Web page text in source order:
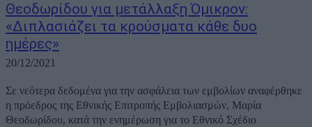
Θεοδωρίδου για μετάλλαξη Όμικρον:
«Διπλασιάζει τα κρούσματα κάθε δυο
ημέρες»
20/12/2021
Σε νεότερα δεδομένα για την ασφάλεια των εμβολίων αναφέρθηκε
η πρόεδρος της Εθνικής Επιτροπής Εμβολιασμών, Μαρία
Θεοδωρίδου, κατά την ενημέρωση για το Εθνικό Σχέδιο